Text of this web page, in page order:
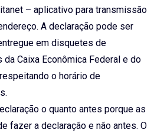
– aplicativo para transmissão
A declaração pode ser
em disquetes de
Caixa Econômica Federal e do
o horário de
o quanto antes porque as
fazer a declaração e não antes. O